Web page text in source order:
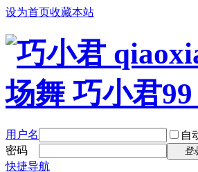
设为首页收藏本站
用户名 自
密码
登
快捷导航